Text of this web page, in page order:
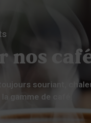
nos
souriant,
gamme de café.